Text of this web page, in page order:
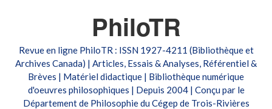
PhiloTR
Revue en ligne PhiloTR : ISSN 1927-4211 (Bibliothèque et
Archives Canada) | Articles, Essais & Analyses, Référentiel &
Brèves | Matériel didactique | Bibliothèque numérique
d'oeuvres philosophiques | Depuis 2004 | Conçu par le
Département de Philosophie du Cégep de Trois-Rivières